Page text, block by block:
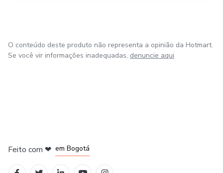
O conteúdo deste produto não representa a opinião da Hotmart.
Se você vir informações inadequadas, denuncie aqui
Feito com ❤ em Bogotá